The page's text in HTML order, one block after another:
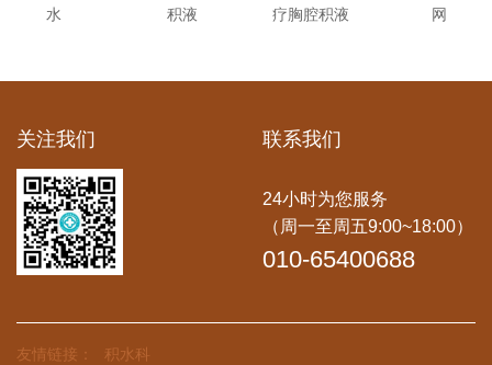
水
积液
疗胸腔积液
网
关注我们 联系我们
24小时为您服务
（周一至周五9:00~18:00）
010-65400688
友情链接： 积水科